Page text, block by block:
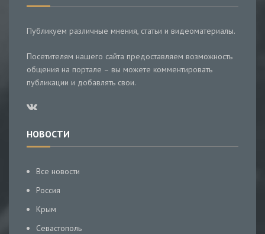
Публикуем различные мнения, статьи и видеоматериалы.
Посетителям нашего сайта предоставляем возможность
общения на портале – вы можете комментировать
публикации и добавлять свои.
НОВОСТИ
Все новости
Россия
Крым
Севастополь